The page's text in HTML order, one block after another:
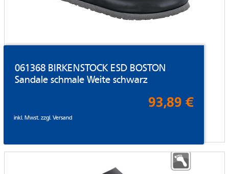
061368 BIRKENSTOCK ESD BOSTON
Sandale schmale Weite schwarz
93,89 €
inkl. Mwst. zzgl.Versand